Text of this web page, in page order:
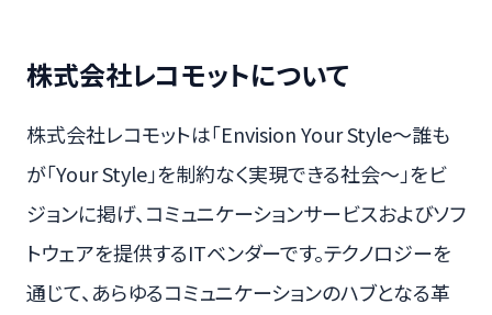
株式会社レコモットについて
株式会社レコモットは「Envision Your Style〜誰も
が「Your Style」を制約なく実現できる社会〜」をビ
ジョンに掲げ、コミュニケーションサービスおよびソフ
トウェアを提供するITベンダーです。テクノロジーを
通じて、あらゆるコミュニケーションのハブとなる革